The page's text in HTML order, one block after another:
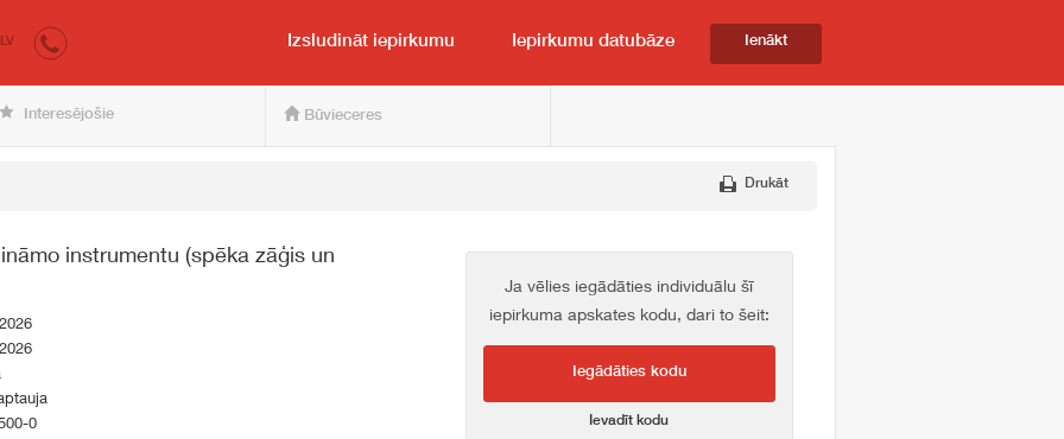
pircējam un pārdevējam
LV Izsludināt iepirkumu Iepirkumu datubāze Ienākt
Interesējošie Būvieceres
Drukāt
instrumentu (spēka zāģis un
0
Ja vēlies iegādāties individuālu šī
iepirkuma apskates kodu, dari to šeit:
Iegādāties kodu
Ievadīt kodu